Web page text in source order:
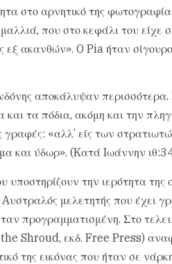
στο αρνητικό της
που στο κεφάλι του είχε
ακανθών». O Pia ήταν
αποκάλυψαν περισσότερα.
τα πόδια, ακόμη και την
«αλλ’ είς των
και ύδωρ». (Kατά Iωάννην
υποστηρίζουν την ιερότητα της
μελετητής που έχει
προγραμματισμένη. Στο
Shroud, εκδ. Free Press)
της εικόνας που ήταν σε